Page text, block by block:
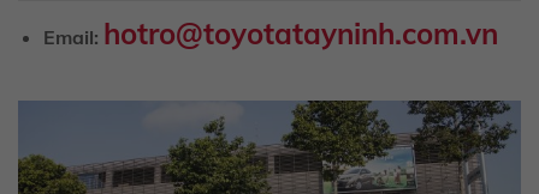
Email: hotro@toyotatayninh.com.vn